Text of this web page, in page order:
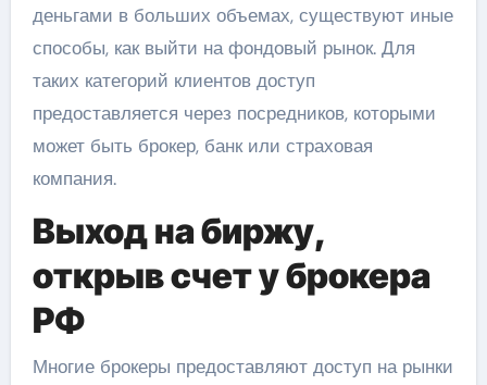
деньгами в больших объемах, существуют иные
способы, как выйти на фондовый рынок. Для
таких категорий клиентов доступ
предоставляется через посредников, которыми
может быть брокер, банк или страховая
компания.
Выход на биржу,
открыв счет у брокера
РФ
Многие брокеры предоставляют доступ на рынки